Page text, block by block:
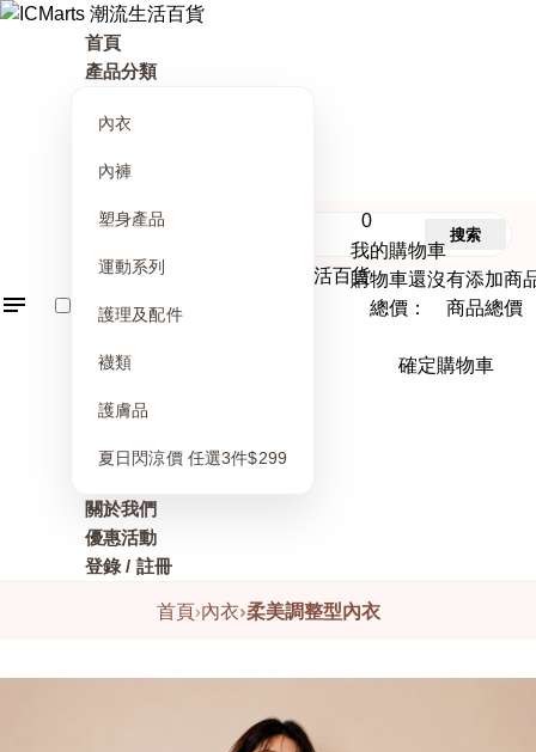
首頁
產品分類
內衣
內褲
塑身產品
運動系列
護理及配件
襪類
護膚品
夏日閃涼價 任選3件$299
關於我們
優惠活動
登錄 / 註冊
0
我的購物車
購物車還沒有添加商
總價： 商品總價
確定購物車
搜索
首頁›內衣›柔美調整型內衣